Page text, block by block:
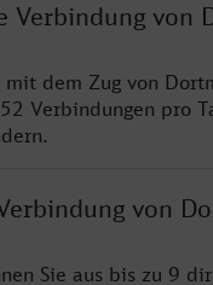
Verbindung von
dem Zug von
Verbindungen pro
von
Sie aus bis zu 9